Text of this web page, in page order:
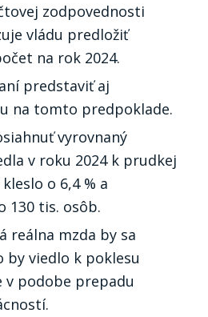
zodpovednosti
vládu predložiť
na rok 2024.
predstaviť aj
na tomto predpoklade.
vyrovnaný
v roku 2024 k prudkej
o 6,4 % a
130 tis. osôb.
reálna mzda by sa
by viedlo k poklesu
v podobe prepadu